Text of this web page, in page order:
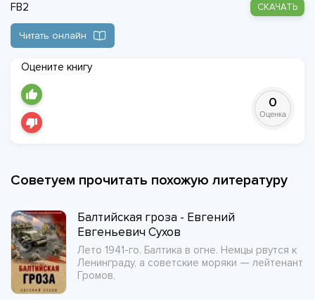
FB2 СКАЧАТЬ
Читать онлайн
Оцените книгу
0
Оценка
Советуем прочитать похожую литературу
Балтийская гроза - Евгений
Евгеньевич Сухов
Лето 1941-го. Балтика в огне. Немцы рвутся к
Ленинграду, а советские моряки — лейтенант
Громов,